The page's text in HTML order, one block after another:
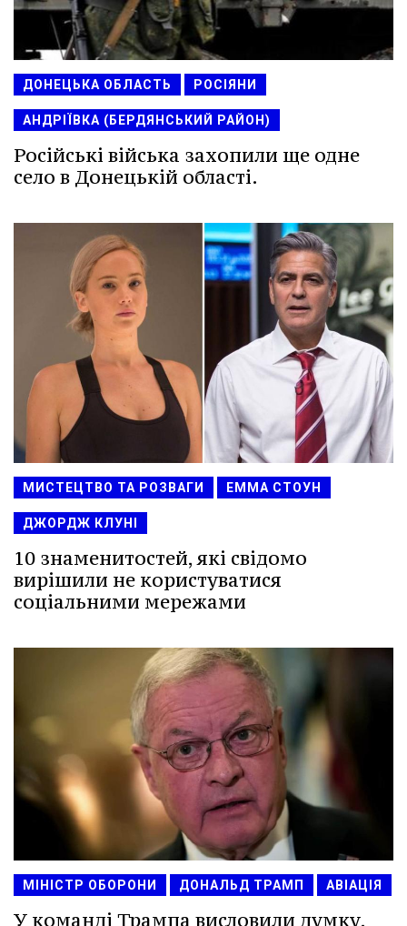
ДОНЕЦЬКА ОБЛАСТЬ РОСІЯНИ
АНДРІЇВКА (БЕРДЯНСЬКИЙ РАЙОН)
Російські війська захопили ще одне
село в Донецькій області.
МИСТЕЦТВО ТА РОЗВАГИ ЕММА СТОУН
ДЖОРДЖ КЛУНІ
10 знаменитостей, які свідомо
вирішили не користуватися
соціальними мережами
МІНІСТР ОБОРОНИ ДОНАЛЬД ТРАМП АВІАЦІЯ
У команді Трампа висловили думку,